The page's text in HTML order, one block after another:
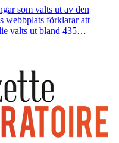
som valts ut av den
webbplats förklarar att
valts ut bland 435
för att modernisera den